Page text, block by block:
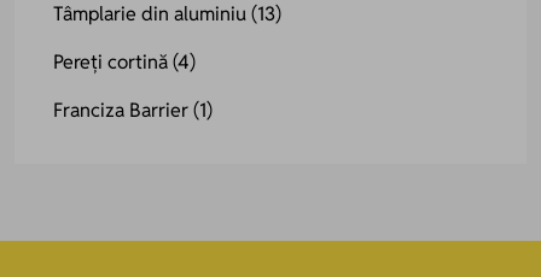
Tâmplarie din aluminiu(13)
Pereți cortină(4)
Franciza Barrier(1)